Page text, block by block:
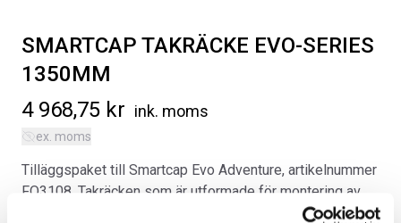
SVARTA RAM EMBLEM I
Artikelnr:RA0109
Artikelnr:RA0146
SMARTCAP TAKRÄCKE EVO-SERIES
1350MM
4 968,75 kr ink. moms
ex. moms
Tilläggspaket till Smartcap Evo Adventure, artikelnummer
FO3108. Takräcken som är utformade för montering av
tält, cyklar, kajaker, stegar och mycket mer. De är